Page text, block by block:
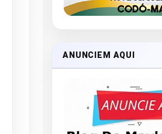
ANUNCIEM AQUI